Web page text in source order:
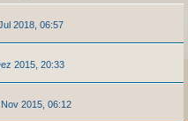
2018, 06:57
2015, 20:33
2015, 06:12